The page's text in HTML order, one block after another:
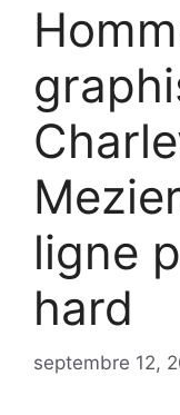
ligne
hard
septembre 12,